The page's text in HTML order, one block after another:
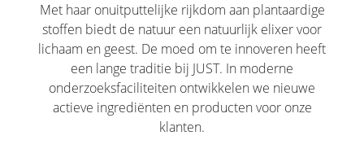
Met haar onuitputtelijke rijkdom aan plantaardige
stoffen biedt de natuur een natuurlijk elixer voor
lichaam en geest. De moed om te innoveren heeft
een lange traditie bij JUST. In moderne
onderzoeksfaciliteiten ontwikkelen we nieuwe
actieve ingrediënten en producten voor onze
klanten.